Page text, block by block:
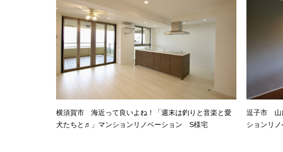
横須賀市 海近って良いよね！「週末は釣りと音楽と愛
犬たちと♬」マンションリノベーション S様宅
逗子市 山
ションリ